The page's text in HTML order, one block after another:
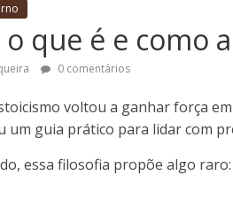
que é e como
0 comentários
voltou a ganhar força
um guia prático para lidar com
essa filosofia propõe algo